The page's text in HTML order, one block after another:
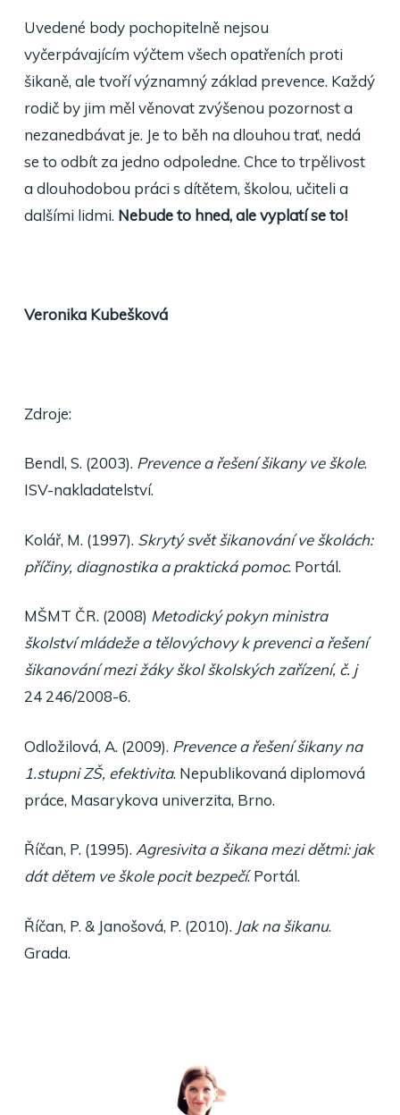
Uvedené body pochopitelně nejsou
vyčerpávajícím výčtem všech opatřeních proti
šikaně, ale tvoří významný základ prevence. Každý
rodič by jim měl věnovat zvýšenou pozornost a
nezanedbávat je. Je to běh na dlouhou trať, nedá
se to odbít za jedno odpoledne. Chce to trpělivost
a dlouhodobou práci s dítětem, školou, učiteli a
dalšími lidmi. Nebude to hned, ale vyplatí se to!
Veronika Kubešková
Zdroje:
Bendl, S. (2003). Prevence a řešení šikany ve škole.
ISV-nakladatelství.
Kolář, M. (1997). Skrytý svět šikanování ve školách:
příčiny, diagnostika a praktická pomoc. Portál.
MŠMT ČR. (2008) Metodický pokyn ministra
školství mládeže a tělovýchovy k prevenci a řešení
šikanování mezi žáky škol školských zařízení, č. j
24 246/2008-6.
Odložilová, A. (2009). Prevence a řešení šikany na
1.stupni ZŠ, efektivita. Nepublikovaná diplomová
práce, Masarykova univerzita, Brno.
Říčan, P. (1995). Agresivita a šikana mezi dětmi: jak
dát dětem ve škole pocit bezpečí. Portál.
Říčan, P. & Janošová, P. (2010). Jak na šikanu.
Grada.